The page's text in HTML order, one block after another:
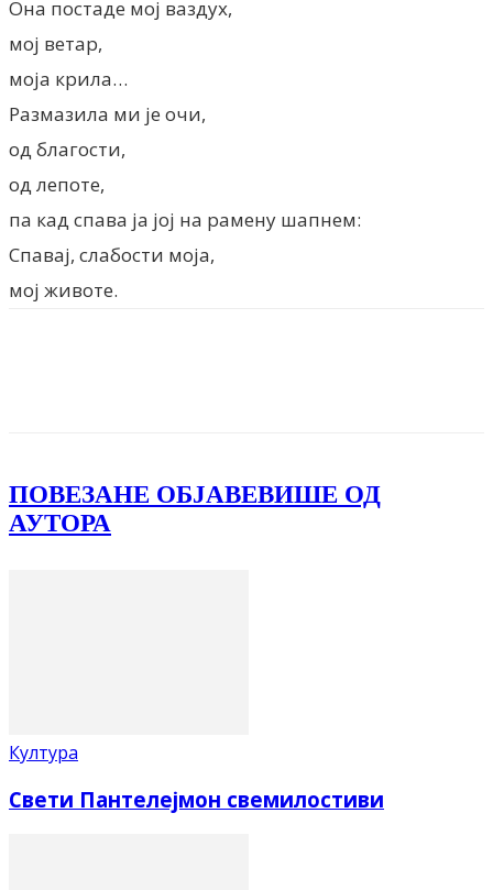
Она постаде мој ваздух,
мој ветар,
моја крила…
Размазила ми је очи,
од благости,
од лепоте,
па кад спава ја јој на рамену шапнем:
Спавај, слабости моја,
мој животе.
ПОВЕЗАНЕ ОБЈАВЕВИШЕ ОД
АУТОРА
Култура
Свети Пантелејмон свемилостиви